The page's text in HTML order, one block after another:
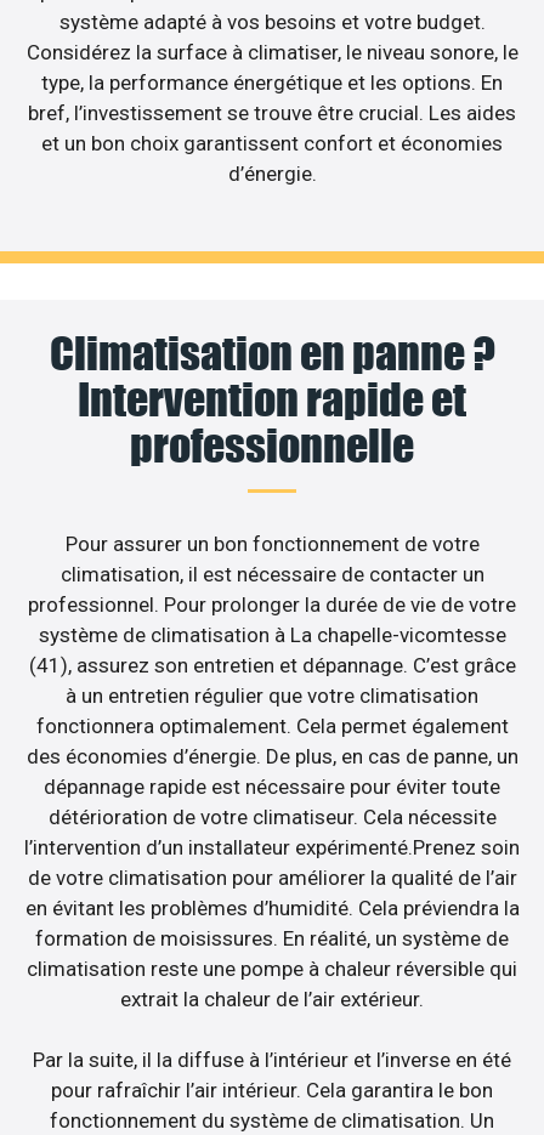
système adapté à vos besoins et votre budget.
Considérez la surface à climatiser, le niveau sonore, le
type, la performance énergétique et les options. En
bref, l’investissement se trouve être crucial. Les aides
et un bon choix garantissent confort et économies
d’énergie.
Climatisation en panne ?
Intervention rapide et
professionnelle
Pour assurer un bon fonctionnement de votre
climatisation, il est nécessaire de contacter un
professionnel. Pour prolonger la durée de vie de votre
système de climatisation à La chapelle-vicomtesse
(41), assurez son entretien et dépannage. C’est grâce
à un entretien régulier que votre climatisation
fonctionnera optimalement. Cela permet également
des économies d’énergie. De plus, en cas de panne, un
dépannage rapide est nécessaire pour éviter toute
détérioration de votre climatiseur. Cela nécessite
l’intervention d’un installateur expérimenté.Prenez soin
de votre climatisation pour améliorer la qualité de l’air
en évitant les problèmes d’humidité. Cela préviendra la
formation de moisissures. En réalité, un système de
climatisation reste une pompe à chaleur réversible qui
extrait la chaleur de l’air extérieur.
Par la suite, il la diffuse à l’intérieur et l’inverse en été
pour rafraîchir l’air intérieur. Cela garantira le bon
fonctionnement du système de climatisation. Un